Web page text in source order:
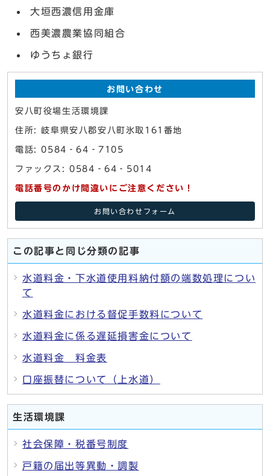
大垣西濃信用金庫
西美濃農業協同組合
ゆうちょ銀行
お問い合わせ
安八町役場生活環境課
住所: 岐阜県安八郡安八町氷取161番地
電話: 0584‐64‐7105
ファックス: 0584‐64‐5014
電話番号のかけ間違いにご注意ください！
お問い合わせフォーム
この記事と同じ分類の記事
水道料金・下水道使用料納付額の端数処理につい
て
水道料金における督促手数料について
水道料金に係る遅延損害金について
水道料金 料金表
口座振替について（上水道）
生活環境課
社会保障・税番号制度
戸籍の届出等異動・調製